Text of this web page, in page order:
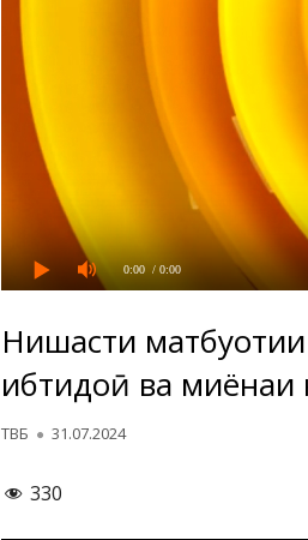
0:00 / 0:00
Нишасти матбуотии
ибтидоӣ ва миёнаи
Автор
ТВБ Опубликовано
31.07.2024
330